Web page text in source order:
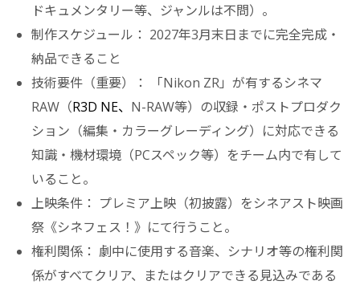
ドキュメンタリー等、ジャンルは不問）。
制作スケジュール： 2027年3月末日までに完全完成・
納品できること
技術要件（重要）： 「Nikon ZR」が有するシネマ
RAW（R3D NE、 N-RAW等）の収録・ポストプロダク
ション（編集・カラーグレーディング）に対応できる
知識・機材環境（PCスペック等）をチーム内で有して
いること。
上映条件： プレミア上映（初披露）をシネアスト映画
祭《シネフェス！》にて行うこと。
権利関係： 劇中に使用する音楽、シナリオ等の権利関
係がすべてクリア、またはクリアできる見込みである